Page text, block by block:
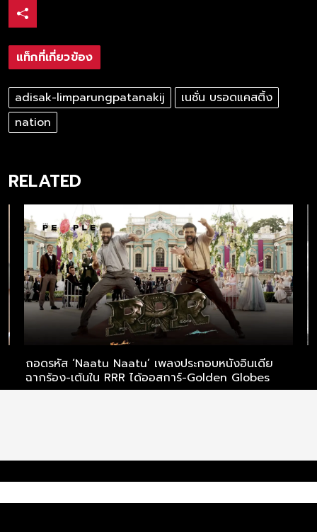
แท็กที่เกี่ยวข้อง
adisak-limparungpatanakij
เนชั่น บรอดแคสติ้ง
nation
RELATED
ถอดรหัส ‘Naatu Naatu’ เพลงประกอบหนังอินเดีย
ฉากร้อง-เต้นใน RRR ได้ออสการ์-Golden Globes